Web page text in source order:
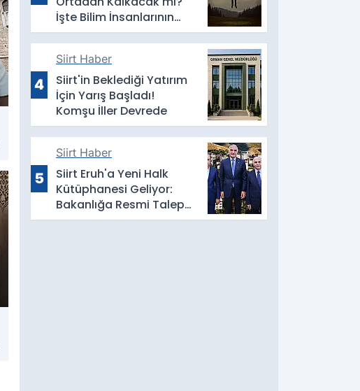
İşte Bilim İnsanlarının
Yanıtı
4
Siirt Haber
Siirt'in Beklediği Yatırım
İçin Yarış Başladı!
Komşu İller Devrede
5
Siirt Haber
Siirt Eruh'a Yeni Halk
Kütüphanesi Geliyor:
Bakanlığa Resmi Talep
İletildi